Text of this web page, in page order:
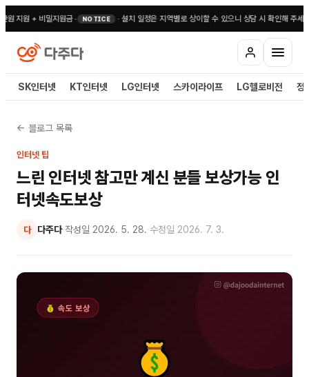
원 + 비밀지원금• NOTICE ·설치 일정은 지역별로 상이할 수 있으니 상담 시 확인해 주세요•
SK인터넷 KT인터넷 LG인터넷 스카이라이프 LG헬로비전 정
← 블로그 목록
인터넷 팁
느린 인터넷 참고만 계신 분들 보상가능 인
터넷속도보상
다 다주다·작성일 2026. 5. 28.·수정일 2026. 7. 3.